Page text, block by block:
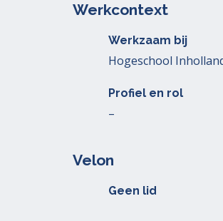
Werkcontext
Werkzaam bij
Hogeschool
Profiel en rol
–
Velon
Geen lid